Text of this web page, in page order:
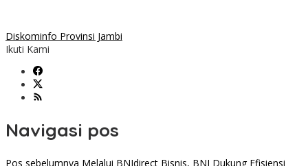
Diskominfo Provinsi Jambi
Ikuti Kami
Navigasi pos
Pos sebelumnya Melalui BNIdirect Bisnis, BNI Dukung Efisiensi